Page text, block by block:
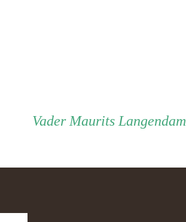
Vader Vader
Maurits Langendam